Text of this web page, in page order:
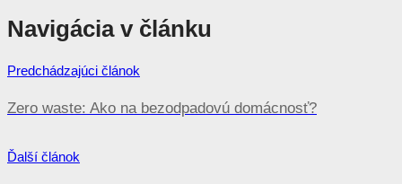
Navigácia v článku
Predchádzajúci článok
Zero waste: Ako na bezodpadovú domácnosť?
Ďalší článok